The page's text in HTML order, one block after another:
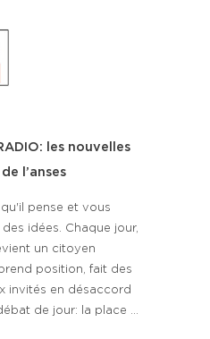
les nouvelles
l’anses
pense et vous
idées. Chaque jour,
un citoyen
position, fait des
invités en désaccord
de jour: la place ...